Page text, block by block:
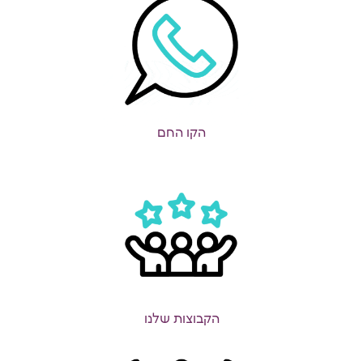
הקו החם
הקבוצות שלנו